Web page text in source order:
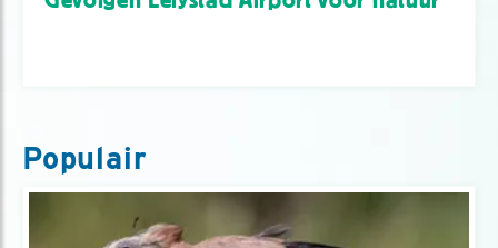
Populair